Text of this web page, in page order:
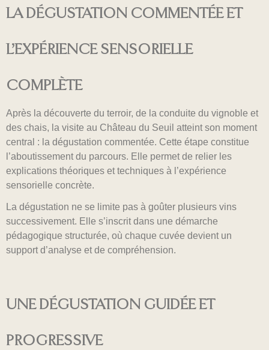
LA DÉGUSTATION COMMENTÉE ET
L’EXPÉRIENCE SENSORIELLE
COMPLÈTE
Après la découverte du terroir, de la conduite du vignoble et
des chais, la visite au Château du Seuil atteint son moment
central : la dégustation commentée. Cette étape constitue
l’aboutissement du parcours. Elle permet de relier les
explications théoriques et techniques à l’expérience
sensorielle concrète.
La dégustation ne se limite pas à goûter plusieurs vins
successivement. Elle s’inscrit dans une démarche
pédagogique structurée, où chaque cuvée devient un
support d’analyse et de compréhension.
UNE DÉGUSTATION GUIDÉE ET
PROGRESSIVE